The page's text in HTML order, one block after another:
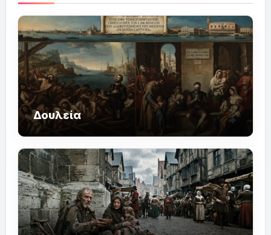
Δουλεία